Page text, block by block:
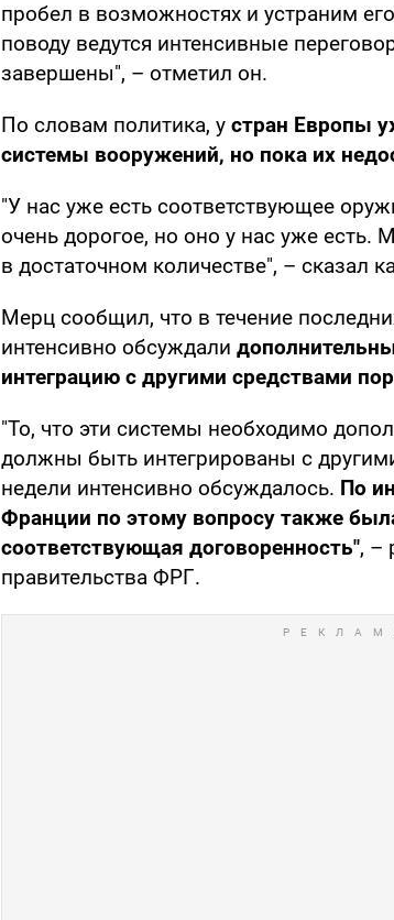
пробел в возможностях и устраним
поводу ведутся интенсивные
завершены", – отметил он.
По словам политика, у стран Европы
системы вооружений, но пока их
"У нас уже есть соответствующее
очень дорогое, но оно у нас уже есть.
в достаточном количестве", – сказал
Мерц сообщил, что в течение
интенсивно обсуждали
интеграцию с другими средствами
"То, что эти системы необходимо
должны быть интегрированы с
недели интенсивно обсуждалось. По
Франции по этому вопросу также
соответствующая договоренность", –
правительства ФРГ.